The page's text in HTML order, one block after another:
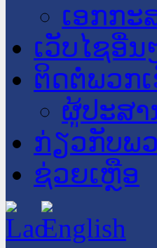
ເອກກະ
ເວັບໄຊອື່ນ
ຕິດຕໍ່ພວກ
ຜູ້ປະສາ
ກ່ຽວກັບພ
ຊ່ວຍເຫຼືອ